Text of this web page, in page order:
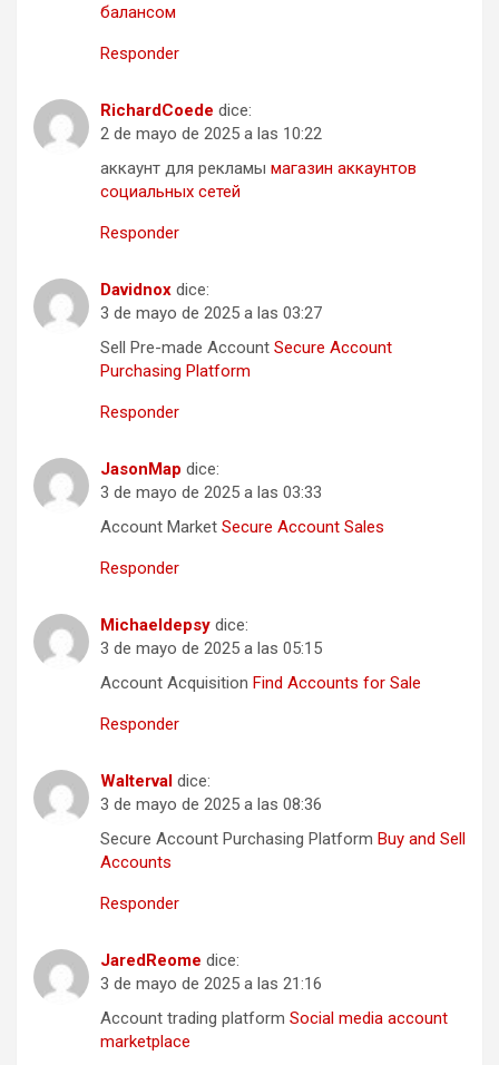
балансом
Responder
RichardCoede dice:
2 de mayo de 2025 a las 10:22
аккаунт для рекламы магазин аккаунтов
социальных сетей
Responder
Davidnox dice:
3 de mayo de 2025 a las 03:27
Sell Pre-made Account Secure Account
Purchasing Platform
Responder
JasonMap dice:
3 de mayo de 2025 a las 03:33
Account Market Secure Account Sales
Responder
Michaeldepsy dice:
3 de mayo de 2025 a las 05:15
Account Acquisition Find Accounts for Sale
Responder
Walterval dice:
3 de mayo de 2025 a las 08:36
Secure Account Purchasing Platform Buy and Sell
Accounts
Responder
JaredReome dice:
3 de mayo de 2025 a las 21:16
Account trading platform Social media account
marketplace